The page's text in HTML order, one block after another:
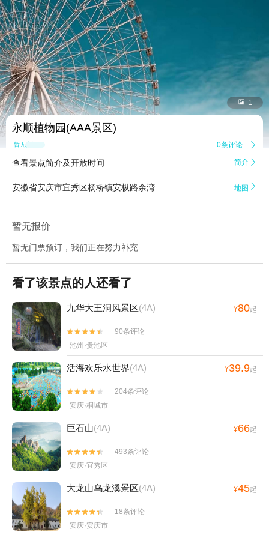
 1
永顺植物园(AAA景区)
暂无点评 0条评论 
查看景点简介及开放时间 简介 
安徽省安庆市宜秀区杨桥镇安枞路余湾 地图 
暂无报价
暂无门票预订，我们正在努力补充
看了该景点的人还看了
九华大王洞风景区(4A) ¥80起


90条评论
池州·贵池区
活海欢乐水世界(4A) ¥39.9起


204条评论
安庆·桐城市
巨石山(4A) ¥66起


493条评论
安庆·宜秀区
大龙山乌龙溪景区(4A) ¥45起


18条评论
安庆·安庆市
